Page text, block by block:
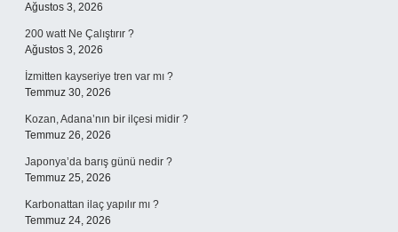
Ağustos 3, 2026
200 watt Ne Çalıştırır ?
Ağustos 3, 2026
İzmitten kayseriye tren var mı ?
Temmuz 30, 2026
Kozan, Adana’nın bir ilçesi midir ?
Temmuz 26, 2026
Japonya’da barış günü nedir ?
Temmuz 25, 2026
Karbonattan ilaç yapılır mı ?
Temmuz 24, 2026